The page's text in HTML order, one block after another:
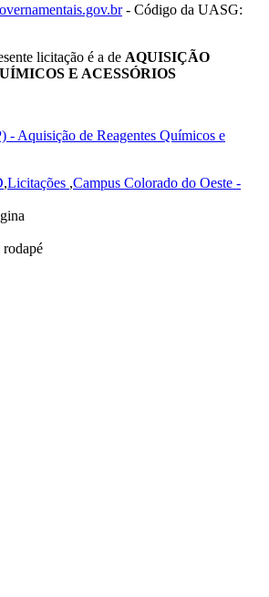
br- Código da UASG:
licitação é a de AQUISIÇÃO
E ACESSÓRIOS
- Aquisição de Reagentes Químicos e
,Licitações ,Campus Colorado do Oeste -